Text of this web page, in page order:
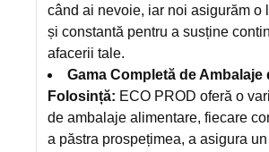
când ai nevoie, iar noi asigurăm o
și constantă pentru a susține
afacerii tale.
Gama Completă de Ambalaje
Folosință: ECO PROD oferă o
de ambalaje alimentare, fiecare
a păstra prospețimea, a asigura